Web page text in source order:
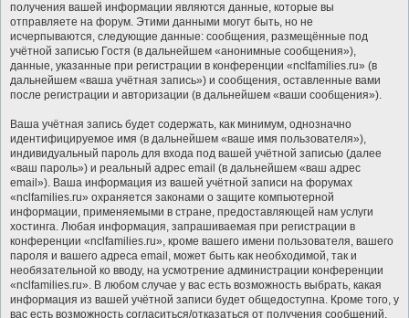
получения вашей информации являются данные, которые вы
отправляете на форум. Этими данными могут быть, но не
исчерпываются, следующие данные: сообщения, размещённые под
учётной записью Гостя (в дальнейшем «анонимные сообщения»),
данные, указанные при регистрации в конференции «nclfamilies.ru» (в
дальнейшем «ваша учётная запись») и сообщения, оставленные вами
после регистрации и авторизации (в дальнейшем «ваши сообщения»).
Ваша учётная запись будет содержать, как минимум, однозначно
идентифицируемое имя (в дальнейшем «ваше имя пользователя»),
индивидуальный пароль для входа под вашей учётной записью (далее
«ваш пароль») и реальный адрес email (в дальнейшем «ваш адрес
email»). Ваша информация из вашей учётной записи на форумах
«nclfamilies.ru» охраняется законами о защите компьютерной
информации, применяемыми в стране, предоставляющей нам услуги
хостинга. Любая информация, запрашиваемая при регистрации в
конференции «nclfamilies.ru», кроме вашего имени пользователя, вашего
пароля и вашего адреса email, может быть как необходимой, так и
необязательной ко вводу, на усмотрение администрации конференции
«nclfamilies.ru». В любом случае у вас есть возможность выбрать, какая
информация из вашей учётной записи будет общедоступна. Кроме того, у
вас есть возможность согласиться/отказаться от получения сообщений,